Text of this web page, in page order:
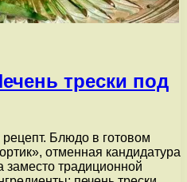
трески под
Блюдо в готовом
отменная кандидатура
заместо традиционной